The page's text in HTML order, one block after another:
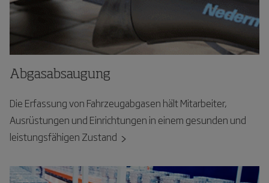
Abgasabsaugung
Die Erfassung von Fahrzeugabgasen hält Mitarbeiter,
Ausrüstungen und Einrichtungen in einem gesunden und
leistungsfähigen Zustand